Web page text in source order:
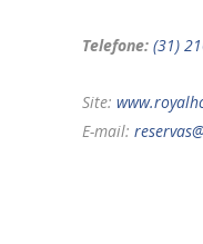
Telefone: (31)
Site:
E-mail: